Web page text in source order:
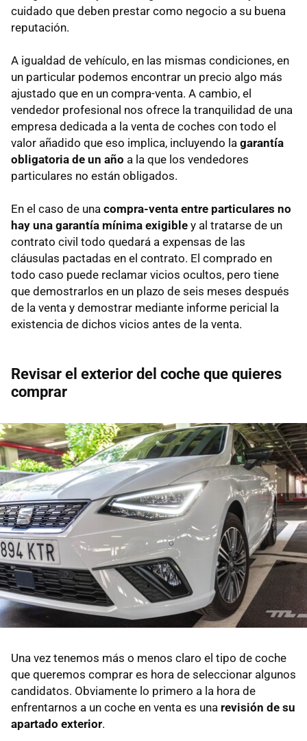
cuidado que deben prestar como negocio a su buena
reputación.
A igualdad de vehículo, en las mismas condiciones, en
un particular podemos encontrar un precio algo más
ajustado que en un compra-venta. A cambio, el
vendedor profesional nos ofrece la tranquilidad de una
empresa dedicada a la venta de coches con todo el
valor añadido que eso implica, incluyendo la garantía
obligatoria de un año a la que los vendedores
particulares no están obligados.
En el caso de una compra-venta entre particulares no
hay una garantía mínima exigible y al tratarse de un
contrato civil todo quedará a expensas de las
cláusulas pactadas en el contrato. El comprado en
todo caso puede reclamar vicios ocultos, pero tiene
que demostrarlos en un plazo de seis meses después
de la venta y demostrar mediante informe pericial la
existencia de dichos vicios antes de la venta.
Revisar el exterior del coche que quieres
comprar
Una vez tenemos más o menos claro el tipo de coche
que queremos comprar es hora de seleccionar algunos
candidatos. Obviamente lo primero a la hora de
enfrentarnos a un coche en venta es una revisión de su
apartado exterior.